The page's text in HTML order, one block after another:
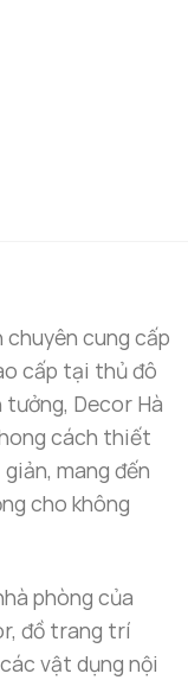
cung cấp
cấp tại thủ đô
Decor Hà
cách thiết
mang đến
cho không
phòng của
đồ trang trí
vật dụng nội